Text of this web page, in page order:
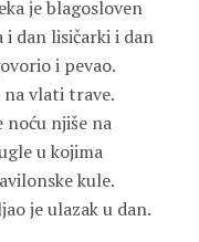
je blagosloven
i dan lisičarki i dan
i pevao.
vlati trave.
noću njiše na
u kojima
kule.
je ulazak u dan.